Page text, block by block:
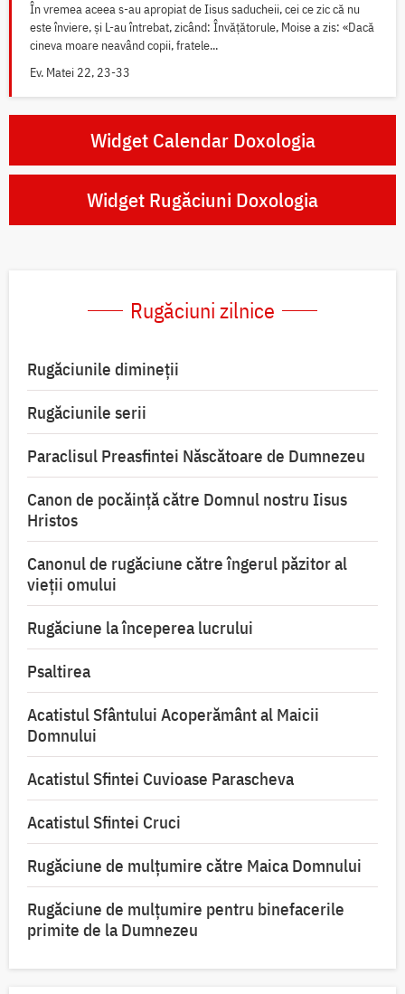
În vremea aceea s-au apropiat de Iisus saducheii, cei ce zic că nu
este înviere, și L-au întrebat, zicând: Învățătorule, Moise a zis: «Dacă
cineva moare neavând copii, fratele...
Ev. Matei 22, 23-33
Widget Calendar Doxologia
Widget Rugăciuni Doxologia
Rugăciuni zilnice
Rugăciunile dimineții
Rugăciunile serii
Paraclisul Preasfintei Născătoare de Dumnezeu
Canon de pocăință către Domnul nostru Iisus
Hristos
Canonul de rugăciune către îngerul păzitor al
vieții omului
Rugăciune la începerea lucrului
Psaltirea
Acatistul Sfântului Acoperământ al Maicii
Domnului
Acatistul Sfintei Cuvioase Parascheva
Acatistul Sfintei Cruci
Rugăciune de mulţumire către Maica Domnului
Rugăciune de mulțumire pentru binefacerile
primite de la Dumnezeu